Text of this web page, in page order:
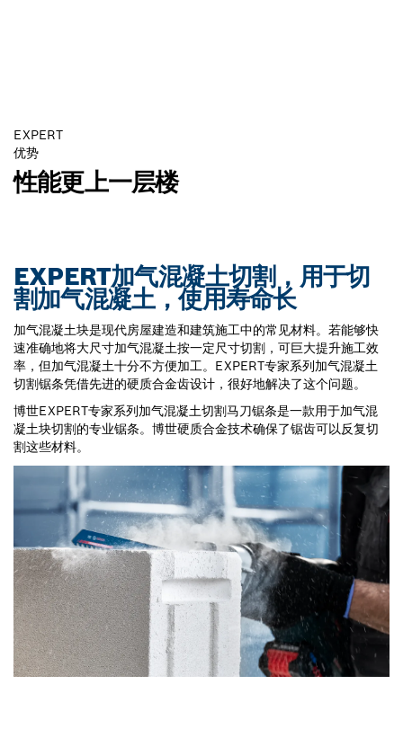
EXPERT
优势
性能更上一层楼
EXPERT加气混凝土切割，用于切
割加气混凝土，使用寿命长
加气混凝土块是现代房屋建造和建筑施工中的常见材料。若能够快
速准确地将大尺寸加气混凝土按一定尺寸切割，可巨大提升施工效
率，但加气混凝土十分不方便加工。EXPERT专家系列加气混凝土
切割锯条凭借先进的硬质合金齿设计，很好地解决了这个问题。
博世EXPERT专家系列加气混凝土切割马刀锯条是一款用于加气混
凝土块切割的专业锯条。博世硬质合金技术确保了锯齿可以反复切
割这些材料。